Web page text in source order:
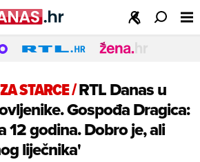
STARCE/RTL Danas u
Gospođa Dragica:
12 godina. Dobro je, ali
liječnika'